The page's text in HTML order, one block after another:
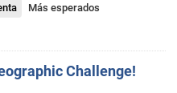
Más esperados
Challenge!